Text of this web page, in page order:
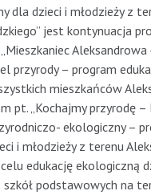
dla dzieci i młodzieży z
jest kontynuacja
przyrody – program
mieszkańców
pt. „Kochajmy przyrodę
ekologiczny –
i młodzieży z terenu
edukację ekologiczną
podstawowych na